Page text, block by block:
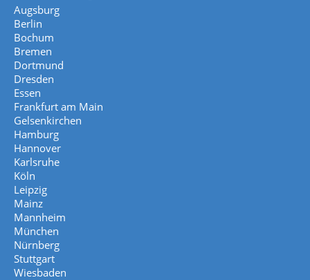
Augsburg
Berlin
Bochum
Bremen
Dortmund
Dresden
Essen
Frankfurt am Main
Gelsenkirchen
Hamburg
Hannover
Karlsruhe
Köln
Leipzig
Mainz
Mannheim
München
Nürnberg
Stuttgart
Wiesbaden